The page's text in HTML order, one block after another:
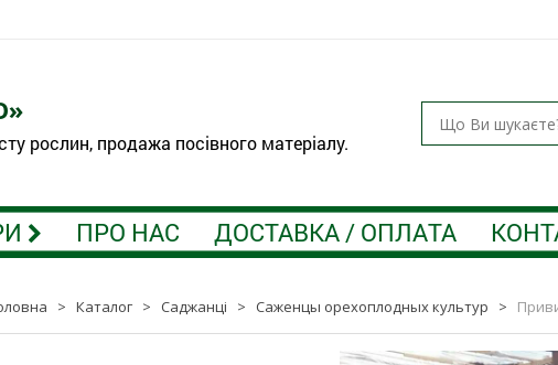
рослин, продажа посівного матеріалу.
ПРО НАС ДОСТАВКА / ОПЛАТА
> Каталог > Саджанці > Саженцы орехоплодных культур >